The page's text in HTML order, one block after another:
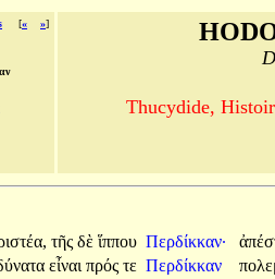
[« »]
Thucydide,
τῆς δὲ ἵππου Περδίκκαν·
εἶναι πρός τε Περδίκκαν